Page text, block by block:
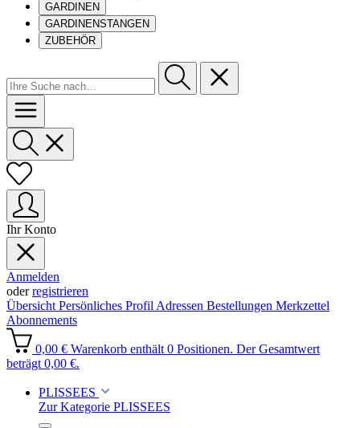
GARDINEN
GARDINENSTANGEN
ZUBEHÖR
Ihr Konto
Anmelden
oderregistrieren
Übersicht Persönliches Profil Adressen Bestellungen Merkzettel
Abonnements
0,00 € Warenkorb enthält 0 Positionen. Der Gesamtwert
beträgt 0,00 €.
PLISSEES
Zur Kategorie PLISSEES